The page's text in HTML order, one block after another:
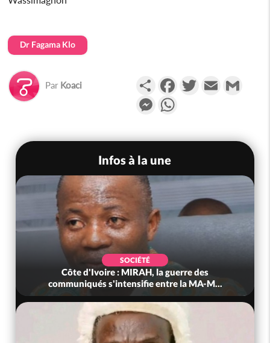
Dr Fagama Klo
Par Koaci PartagerFacebookTwitterEmail
Messenger
Infos à la une
SOCIÉTÉ
Côte d'Ivoire : MIRAH, la guerre des
communiqués s'intensifie entre la MA-M...